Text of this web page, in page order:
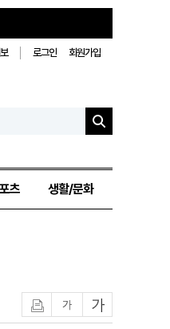
로그인 회원가입
츠 생활/문화
글자작게글자크게